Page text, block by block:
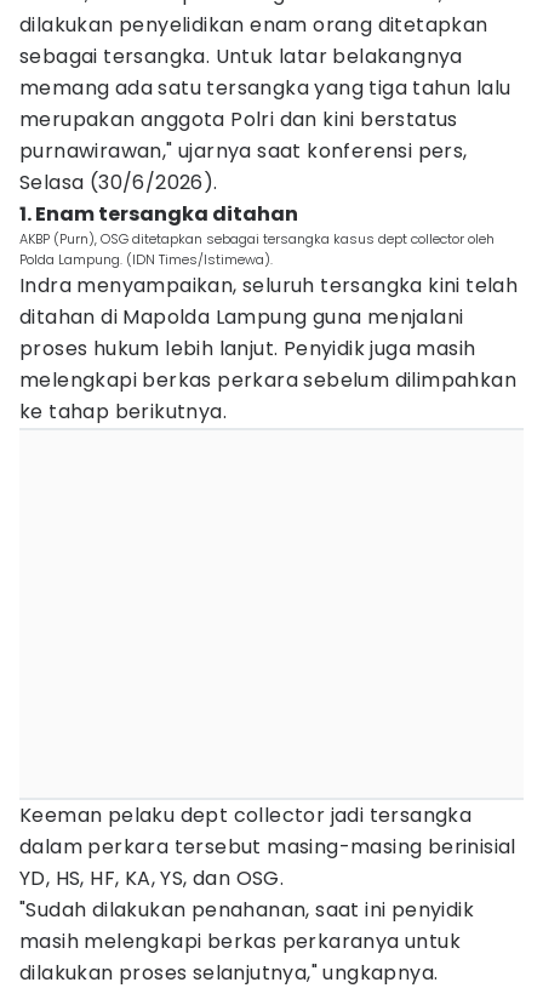
dilakukan penyelidikan enam orang ditetapkan
sebagai tersangka. Untuk latar belakangnya
memang ada satu tersangka yang tiga tahun lalu
merupakan anggota Polri dan kini berstatus
purnawirawan," ujarnya saat konferensi pers,
Selasa (30/6/2026).
1. Enam tersangka ditahan
AKBP (Purn), OSG ditetapkan sebagai tersangka kasus dept collector oleh
Polda Lampung. (IDN Times/Istimewa).
Indra menyampaikan, seluruh tersangka kini telah
ditahan di Mapolda Lampung guna menjalani
proses hukum lebih lanjut. Penyidik juga masih
melengkapi berkas perkara sebelum dilimpahkan
ke tahap berikutnya.
Keeman pelaku dept collector jadi tersangka
dalam perkara tersebut masing-masing berinisial
YD, HS, HF, KA, YS, dan OSG.
"Sudah dilakukan penahanan, saat ini penyidik
masih melengkapi berkas perkaranya untuk
dilakukan proses selanjutnya," ungkapnya.